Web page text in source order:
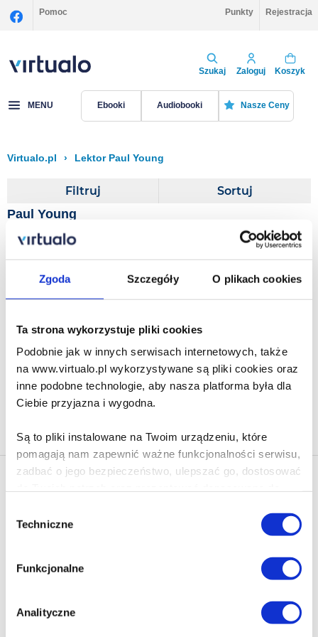
Zgoda Szczegóły O plikach cookies
Ta strona wykorzystuje pliki cookies
Podobnie jak w innych serwisach internetowych, także
na www.virtualo.pl wykorzystywane są pliki cookies oraz
inne podobne technologie, aby nasza platforma była dla
Ciebie przyjazna i wygodna.
Są to pliki instalowane na Twoim urządzeniu, które
pomagają nam zapewnić ważne funkcjonalności serwisu,
zadbać o jego bezpieczeństwo, ulepszać go, dostosować
Poza plikami, które są nam niezbędne do prawidłowego
i bezpiecznego działania serwisu - są także takie, które
wymagają Twojej zgody.
Każda udzielona zgoda poprawi Twoje doświadczenia
zgody
Techniczne
Funkcjonalne
Analityczne
Pomoc Punkty Rejestracja
Szukaj Zaloguj Koszyk
MENU Ebooki Audiobooki Nasze Ceny
Virtualo.pl › Lektor Paul Young
Filtruj Sortuj
Paul Young
Roland Smith
Newsletter - rabat 10%
marketingowych dotyczących virtualo.pl oraz partnerów biznesowych
Virtualo.
Polityce Prywatności
Wycofanie zgody nie wpływa na zgodność z prawem przetwarzania